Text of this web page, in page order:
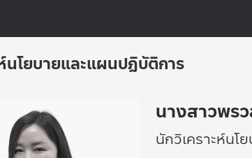
นโยบายและแผนปฏิบัติการ
นางสาวพร
นักวิเคราะห์นโ